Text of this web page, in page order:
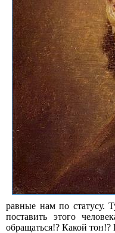
равные нам по статусу.
поставить этого
обращаться!? Какой